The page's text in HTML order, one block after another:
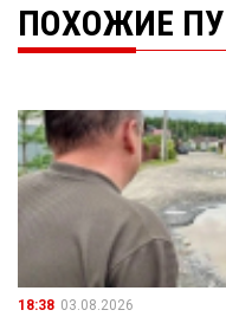
ПОХОЖИЕ
18:38 03.08.2026